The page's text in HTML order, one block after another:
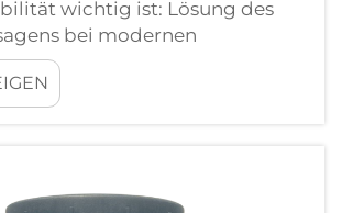
wichtig ist: Lösung des
bei modernen
Moderne Fliesenverlegungen
Belastungen durch
– was 15 % der